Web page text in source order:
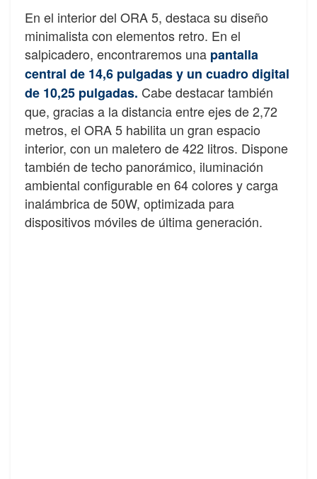
En el interior del ORA 5, destaca su diseño
minimalista con elementos retro. En el
salpicadero, encontraremos una pantalla
central de 14,6 pulgadas y un cuadro digital
de 10,25 pulgadas. Cabe destacar también
que, gracias a la distancia entre ejes de 2,72
metros, el ORA 5 habilita un gran espacio
interior, con un maletero de 422 litros. Dispone
también de techo panorámico, iluminación
ambiental configurable en 64 colores y carga
inalámbrica de 50W, optimizada para
dispositivos móviles de última generación.